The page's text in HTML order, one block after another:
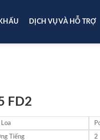
DỊCH VỤ VÀ HỖ TRỢ
FD2
Loa
Tiếng 2